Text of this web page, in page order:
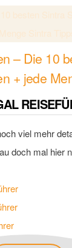
– Die 10
+ jede
viel mehr
doch mal hier